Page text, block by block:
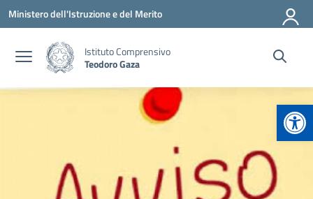
Vai ai contenuti
Vai al menu di navigazione
Vai al footer
Ministero dell'Istruzione e del Merito
Istituto Comprensivo
Teodoro Gaza